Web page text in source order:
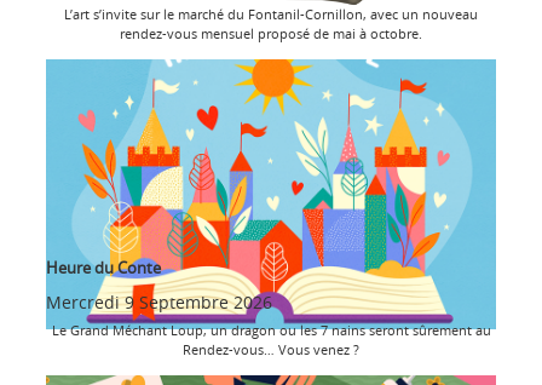
L’art s’invite sur le marché du Fontanil-Cornillon, avec un nouveau
rendez-vous mensuel proposé de mai à octobre.
Heure du Conte
Mercredi 9 Septembre 2026
Le Grand Méchant Loup, un dragon ou les 7 nains seront sûrement au
Rendez-vous… Vous venez ?